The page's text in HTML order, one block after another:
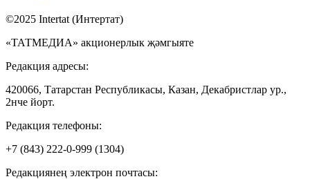
©2025 Intertat (Интертат)
«ТАТМЕДИА» акционерлык җәмгыяте
Редакция адресы:
420066, Татарстан Республикасы, Казан, Декабристлар ур.,
2нче йорт.
Редакция телефоны:
+7 (843) 222-0-999 (1304)
Редакциянең электрон почтасы: